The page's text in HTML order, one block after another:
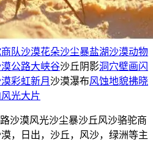
队沙漠花朵沙尘暴盐湖沙漠动物
公路大峡谷沙丘阴影洞穴壁画闪
彩虹新月 沙漠瀑布风蚀地貌拂晓
风光大片
沙漠风光沙尘暴沙丘风沙骆驼商
，日出，沙丘，风沙，绿洲等主